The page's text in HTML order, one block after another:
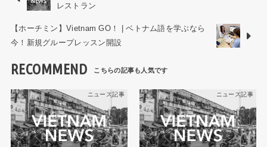
レストラン
【ホーチミン】Vietnam GO！ | ベトナム語を学ぶなら
今！新規グループレッスン開設
RECOMMEND
ニュース記事 ニュース記事